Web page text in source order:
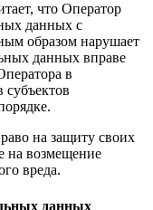
что Оператор
данных с
образом нарушает
данных вправе
в
на защиту своих
на возмещение
вреда.
данных